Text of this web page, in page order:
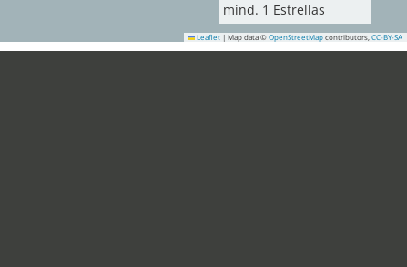
Leaflet | Map data © OpenStreetMap contributors, CC-BY-SA
mind. 1 Estrellas